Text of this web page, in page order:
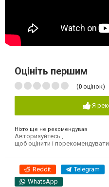
Оцініть першим
(0 оцінок)
Я
Ніхто ще не рекомендував
Авторизуйтесь ,
щоб оцінити і порекомендувати
Reddit Telegram
WhatsApp